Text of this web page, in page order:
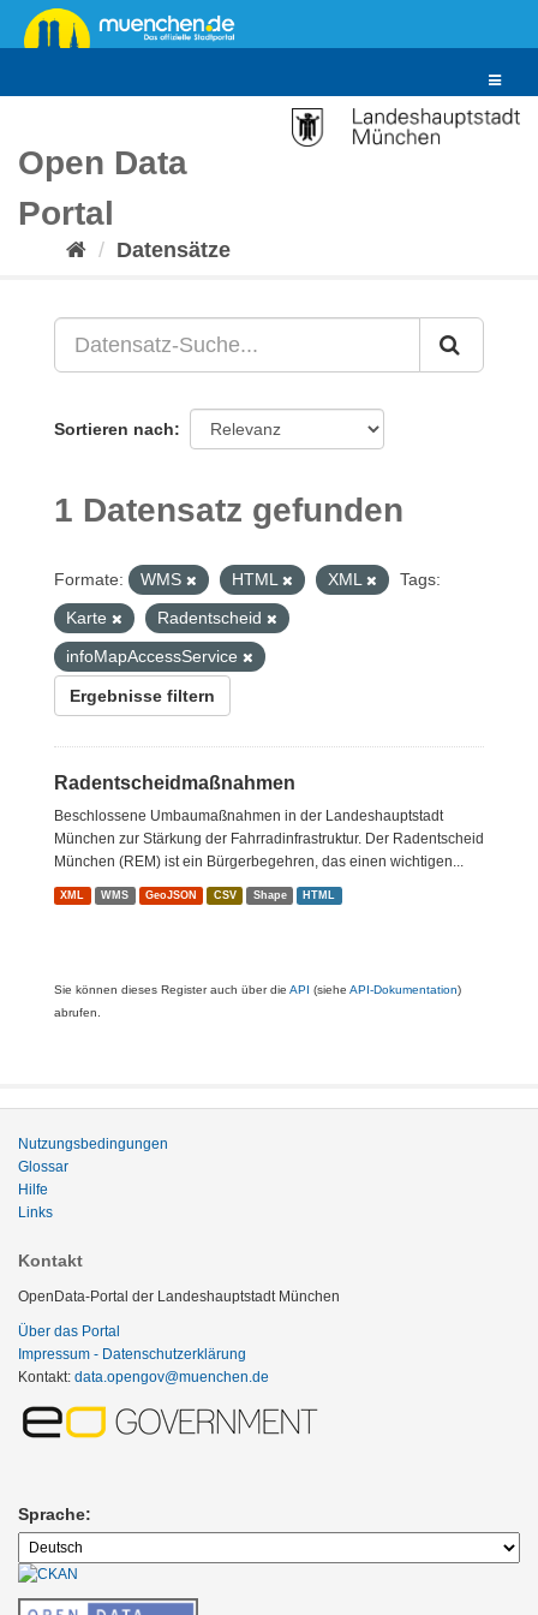
Überspringen
zum
Toggle
Open Data
Portal
Datensätze
Sortieren nach
1 Datensatz gefunden
Formate: WMS HTML XML
Tags:
Karte
Radentscheid
infoMapAccessService
Ergebnisse filtern
Radentscheidmaßnahmen
Beschlossene Umbaumaßnahmen in der Landeshauptstadt
München zur Stärkung der Fahrradinfrastruktur. Der Radentscheid
München (REM) ist ein Bürgerbegehren, das einen wichtigen...
XML WMS GeoJSON CSV Shape HTML
Sie können dieses Register auch über die API (siehe API-Dokumentation)
abrufen.
Nutzungsbedingungen
Glossar
Hilfe
Links
Kontakt
OpenData-Portal der Landeshauptstadt München
Über das Portal
Impressum - Datenschutzerklärung
Kontakt: data.opengov@muenchen.de
Sprache